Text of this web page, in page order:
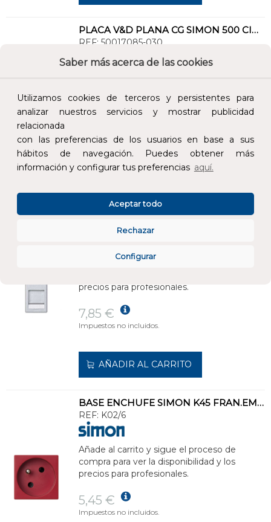
Saber más acerca de las cookies
Utilizamos cookies de terceros y persistentes para
analizar nuestros servicios y mostrar publicidad
relacionada
con las preferencias de los usuarios en base a sus
hábitos de navegación. Puedes obtener más
información y configurar tus preferencias aquí.
Configurar
Rechazar
Aceptar todo
PLACA V&D PLANA CG SIMON 500 CIMA CON 1 CONECTOR KRONE HK BLANCO
REF: 50017085-030
precios para profesionales.
Impuestos no incluidos.
KA76/8
Añade al carrito y sigue el proceso de
precios para profesionales.
7,85 €
Impuestos no incluidos.
AÑADIR AL CARRITO
BASE ENCHUFE SIMON K45 FRAN.EMBOR.POR TORN.OBT.PROT.RJ
REF: K02/6
Añade al carrito y sigue el proceso de
compra para ver la disponibilidad y los
precios para profesionales.
5,45 €
Impuestos no incluidos.